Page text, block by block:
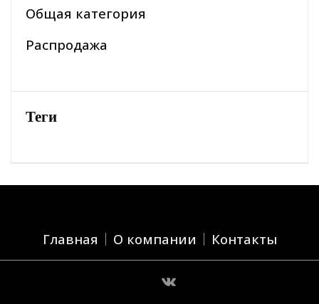
Общая категория
Распродажа
Теги
Главная О компании Контакты